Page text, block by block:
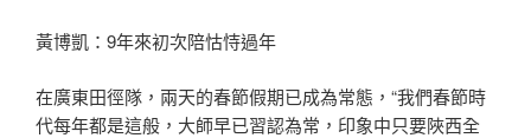
黃博凱：9年來初次陪怙恃過年
在廣東田徑隊，兩天的春節假期已成為常態，“我們春節時
代每年都是這般，大師早已習認為常，印象中只要陜西全